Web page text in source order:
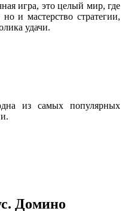
игра, это целый мир, где
и мастерство стратегии,
удачи.
из самых популярных
Домино